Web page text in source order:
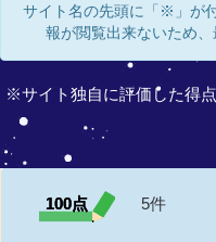
サイト名の先頭に「※」が
報が閲覧出来ないため、
※サイト独自に評価した得点
100点 5件